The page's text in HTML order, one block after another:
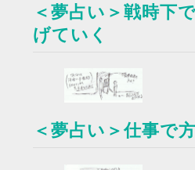
＜夢占い＞戦時下
げていく
＜夢占い＞仕事で